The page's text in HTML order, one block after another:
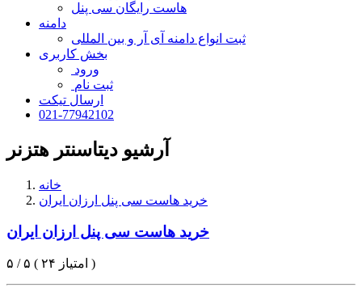
هاست رایگان سی پنل
دامنه
ثبت انواع دامنه آی آر و بین المللی
بخش کاربری
ورود
ثبت نام
ارسال تیکت
021-77942102
آرشیو دیتاسنتر هتزنر
خانه
خرید هاست سی پنل ارزان ایران
خرید هاست سی پنل ارزان ایران
۵ / ۵ ( ۲۴ امتیاز )